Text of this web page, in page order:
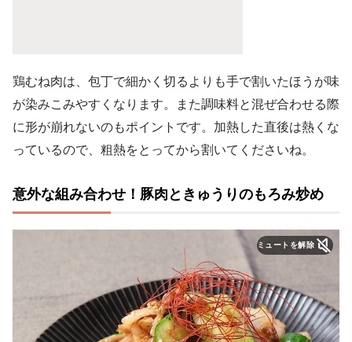
鶏むね肉は、包丁で細かく切るよりも手で割いたほうが味
が染みこみやすくなります。また調味料と混ぜ合わせる際
に形が崩れないのもポイントです。加熱した直後は熱くな
っているので、粗熱をとってから割いてくださいね。
意外な組み合わせ！豚肉ときゅうりのもろみ炒め
ミュートを解除